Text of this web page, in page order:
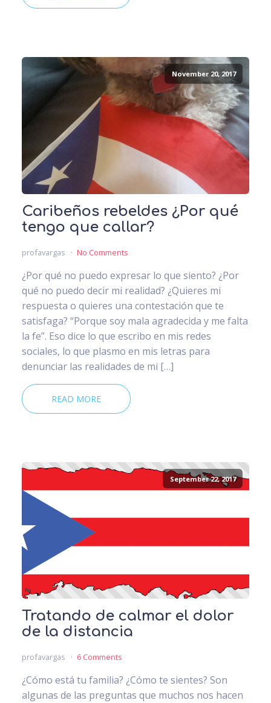
November 20, 2017
Caribeños rebeldes ¿Por qué
tengo que callar?
profavargas No Comments
¿Por qué no puedo expresar lo que siento? ¿Por
qué no puedo decir mi realidad? ¿Quieres mi
respuesta o quieres una contestación que te
satisfaga? “Porque soy mala agradecida y me falta
la fe”. Eso dice lo que escribo en mis redes
sociales, lo que plasmo en mis letras para
denunciar las realidades de mi […]
READ MORE
September 22, 2017
Tratando de calmar el dolor
de la distancia
profavargas 6 Comments
¿Cómo está tu familia? ¿Cómo te sientes? Son
algunas de las preguntas que muchos nos hacen